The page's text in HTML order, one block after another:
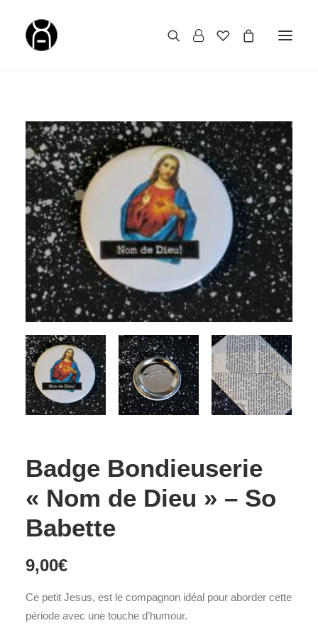
Badge Bondieuserie
« Nom de Dieu » – So
Babette
9,00€
Ce petit Jesus, est le compagnon idéal pour aborder cette
période avec une touche d’humour.